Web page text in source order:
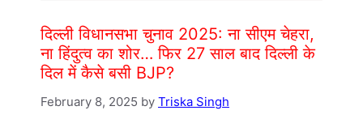
दिल्ली विधानसभा चुनाव 2025: ना सीएम चेहरा,
ना हिंदुत्व का शोर… फिर 27 साल बाद दिल्ली के
दिल में कैसे बसी BJP?
February 8, 2025 by Triska Singh